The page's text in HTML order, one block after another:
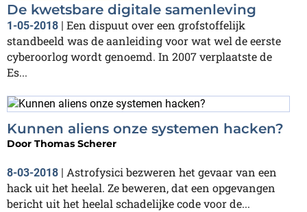
De kwetsbare digitale samenleving
1-05-2018 | Een dispuut over een grofstoffelijk
standbeeld was de aanleiding voor wat wel de eerste
cyberoorlog wordt genoemd. In 2007 verplaatste de
Es...
Kunnen aliens onze systemen hacken?
Door Thomas Scherer
8-03-2018
Astrofysici bezweren het gevaar van een
hack uit het heelal. Ze beweren, dat een opgevangen
bericht uit het heelal schadelijke code voor de...